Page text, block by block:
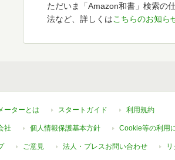
ただいま「Amazon和書」検索の
法など、詳しくはこちらのお知ら
ーターとは スタートガイド 利用規約
社 個人情報保護基本方針 Cookie等の利用
ご意見 法人・プレスお問い合わせ